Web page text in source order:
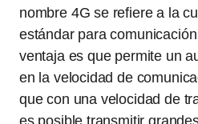
nombre 4G se refiere a la
estándar para
ventaja es que permite un
en la velocidad de
que con una velocidad de
es posible transmitir